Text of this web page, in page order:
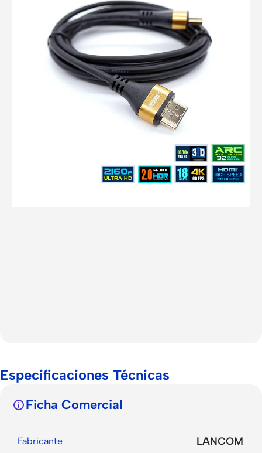
Especificaciones Técnicas
Ficha Comercial
Fabricante LANCOM